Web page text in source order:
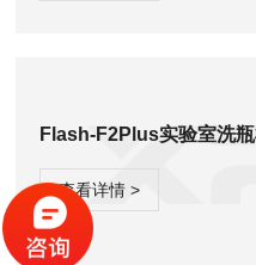
Flash-2/F2实验室器皿清
果。
Flash-F2Plus实验室洗
查看详情 >